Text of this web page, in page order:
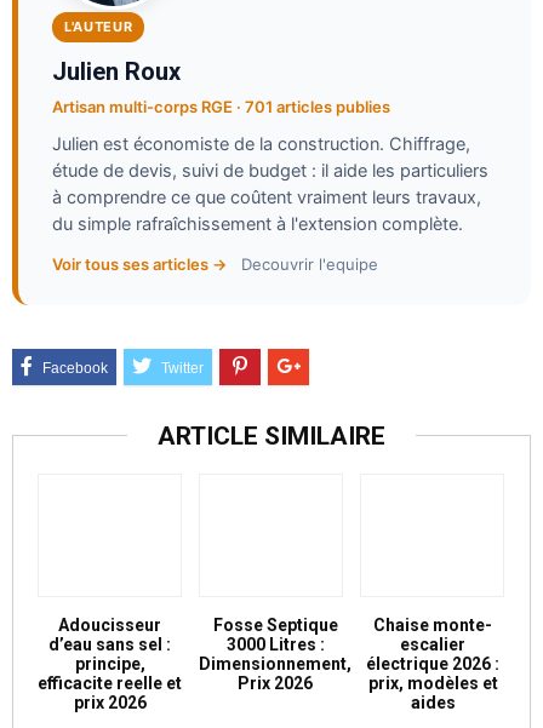
L'AUTEUR
Julien Roux
Artisan multi-corps RGE · 701 articles publies
Julien est économiste de la construction. Chiffrage,
étude de devis, suivi de budget : il aide les particuliers
à comprendre ce que coûtent vraiment leurs travaux,
du simple rafraîchissement à l'extension complète.
Voir tous ses articles → Decouvrir l'equipe
ARTICLE SIMILAIRE
Adoucisseur
d’eau sans sel :
principe,
efficacite reelle et
prix 2026
Fosse Septique
3000 Litres :
Dimensionnement,
Prix 2026
Chaise monte-
escalier
électrique 2026 :
prix, modèles et
aides